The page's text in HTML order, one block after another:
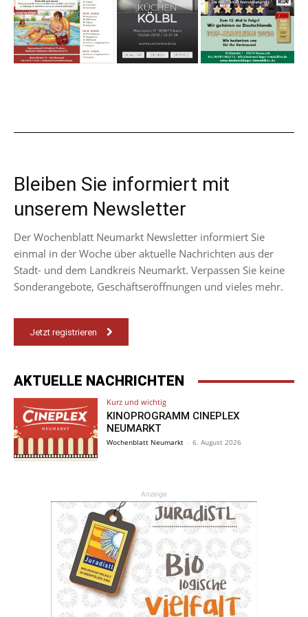
Bleiben Sie informiert mit
unserem Newsletter
Der Wochenblatt Neumarkt Newsletter informiert Sie
einmal in der Woche über aktuelle Nachrichten aus der
Stadt- und dem Landkreis Neumarkt. Verpassen Sie keine
Sonderangebote, Geschäftseröffnungen und vieles mehr.
Jetzt registrieren
AKTUELLE NACHRICHTEN
Kurz und wichtig
KINOPROGRAMM CINEPLEX
NEUMARKT
Wochenblatt Neumarkt - 6. August 2026
Anzeige